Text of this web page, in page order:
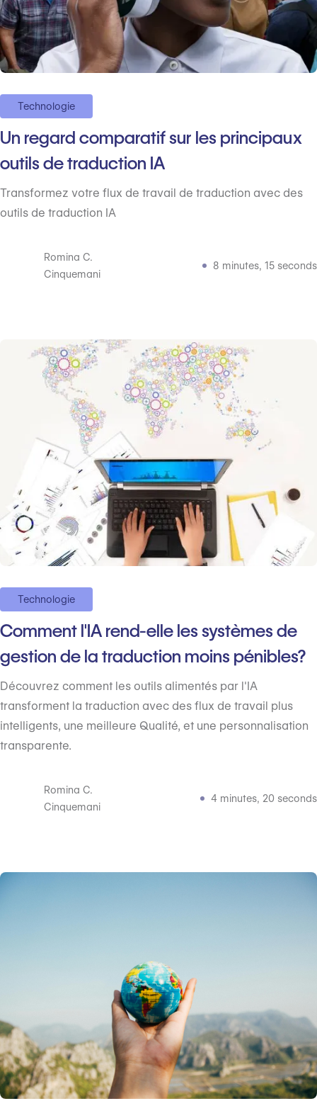
Technologie
Un regard comparatif sur les principaux
outils de traduction IA
Transformez votre flux de travail de traduction avec des
outils de traduction IA
Romina C.
Cinquemani
8 minutes, 15 seconds
Technologie
Comment l'IA rend-elle les systèmes de
gestion de la traduction moins pénibles?
Découvrez comment les outils alimentés par l'IA
transforment la traduction avec des flux de travail plus
intelligents, une meilleure Qualité, et une personnalisation
transparente.
Romina C.
Cinquemani
4 minutes, 20 seconds